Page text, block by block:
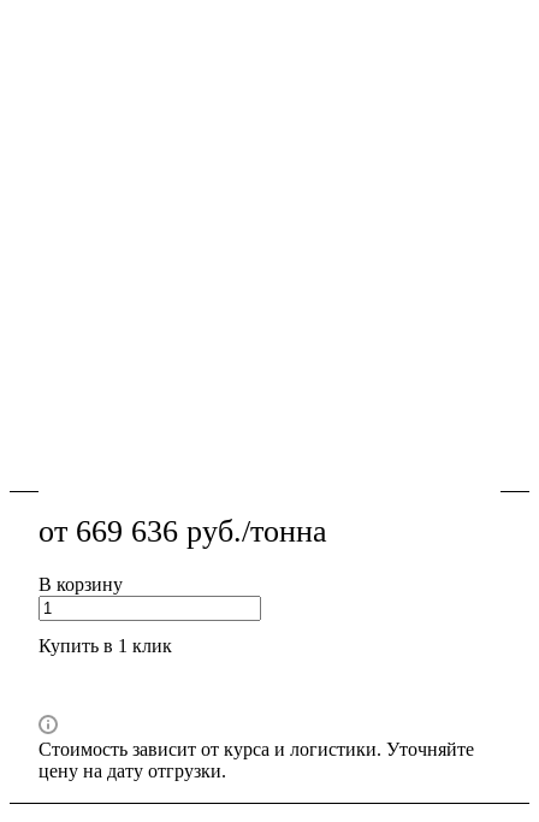
от 669 636 руб./тонна
В корзину
Купить в 1 клик
Стоимость зависит от курса и логистики. Уточняйте
цену на дату отгрузки.